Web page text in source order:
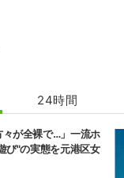
24時間
々が全裸で…」一流ホ
び"の実態を元港区女